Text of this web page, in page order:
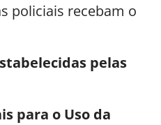
policiais recebam o
pelas
para o Uso da